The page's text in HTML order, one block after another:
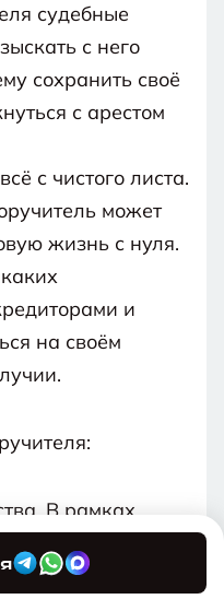
судебные
с него
сохранить своё
с арестом
с чистого листа.
может
жизнь с нуля.
и
на своём
В рамках
поручителя для